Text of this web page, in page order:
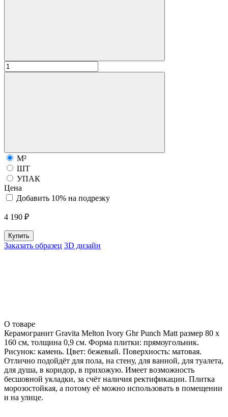
М²
ШТ
УПАК
Цена
Добавить 10% на подрезку
4 190 ₽
Купить
Заказать образец 3D дизайн
О товаре
Керамогранит Gravita Melton Ivory Ghr Punch Matt размер 80 x
160 см, толщина 0,9 см. Форма плитки: прямоугольник.
Рисунок: камень. Цвет: бежевый. Поверхность: матовая.
Отлично подойдёт для пола, на стену, для ванной, для туалета,
для душа, в коридор, в прихожую. Имеет возможность
бесшовной укладки, за счёт наличия ректификации. Плитка
морозостойкая, а потому её можно использовать в помещении
и на улице.